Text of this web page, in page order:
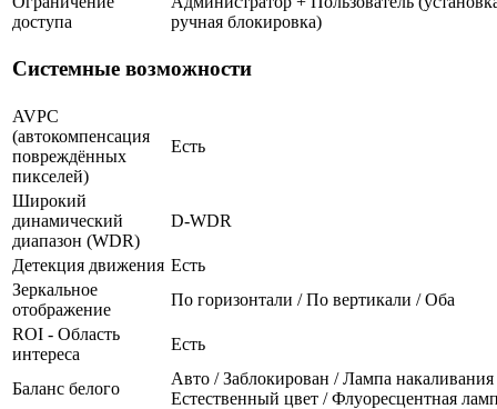
доступа
ручная блокировка)
Системные возможности
AVPC
(автокомпенсация
повреждённых
пикселей)
Есть
Широкий
динамический
диапазон (WDR)
D-WDR
Детекция движения Есть
Зеркальное
отображение
По горизонтали / По вертикали / Оба
ROI - Область
интереса
Есть
Баланс белого
Авто / Заблокирован / Лампа
Естественный цвет / Флуоресцентная